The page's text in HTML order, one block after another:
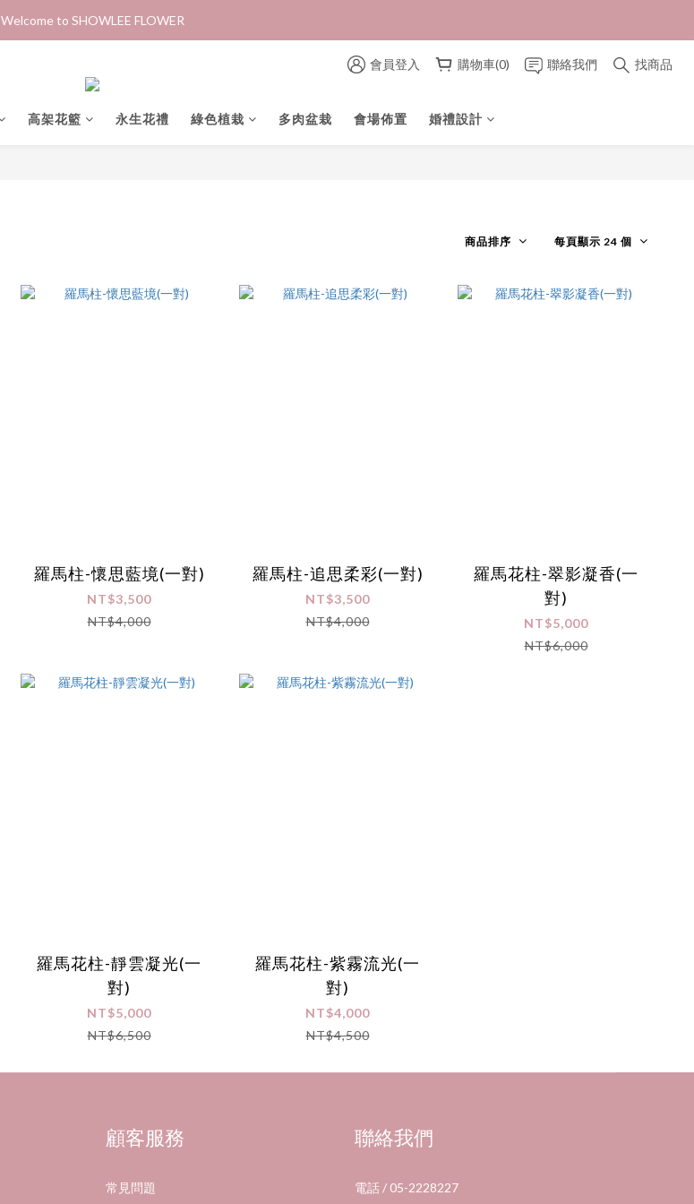
Welcome to SHOWLEE FLOWER
會員登入 購物車(0) 聯絡我們 找商品
高架花籃 永生花禮 綠色植栽 多肉盆栽 會場佈置 婚禮設計
商品排序 每頁顯示 24 個
羅馬柱-懷思藍境(一對)
NT$3,500
NT$4,000
羅馬柱-追思柔彩(一對)
NT$3,500
NT$4,000
羅馬花柱-翠影凝香(一
對)
NT$5,000
NT$6,000
羅馬花柱-靜雲凝光(一
對)
NT$5,000
NT$6,500
羅馬花柱-紫霧流光(一
對)
NT$4,000
NT$4,500
顧客服務
常見問題
聯絡我們
電話 / 05-2228227